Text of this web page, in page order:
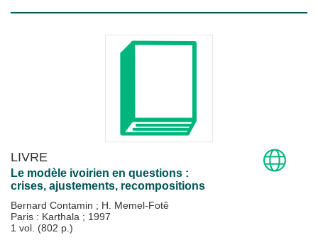
LIVRE
Le modèle ivoirien en questions :
crises, ajustements, recompositions
Bernard Contamin ; H. Memel-Fotê
Paris : Karthala ; 1997
1 vol. (802 p.)